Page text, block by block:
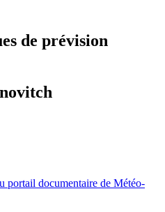
de prévision
portail documentaire de Météo-